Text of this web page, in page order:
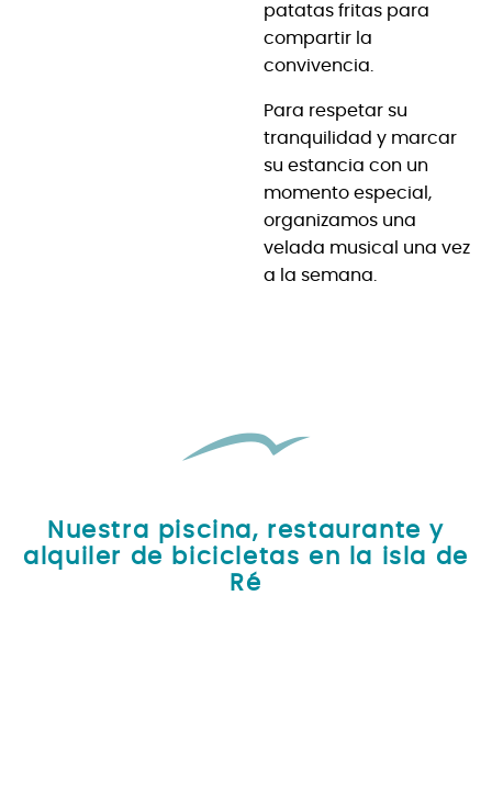
patatas fritas para
compartir la
convivencia.
Para respetar su
tranquilidad y marcar
su estancia con un
momento especial,
organizamos una
velada musical una vez
a la semana.
Nuestra piscina, restaurante y
alquiler de bicicletas en la isla de
Ré